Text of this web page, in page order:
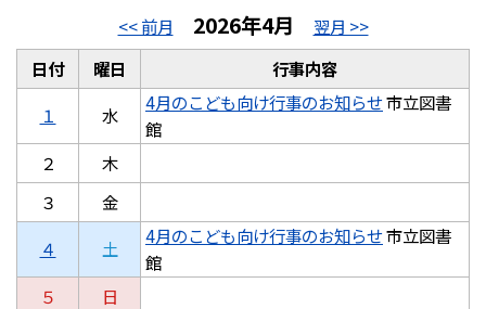
<< 前月 2026年4月
翌月 >>
日付
曜日
行事内容
１
水
4月のこども向け行事のお知らせ市立図書
館
２
木
３
金
４
土
4月のこども向け行事のお知らせ市立図書
館
５
日